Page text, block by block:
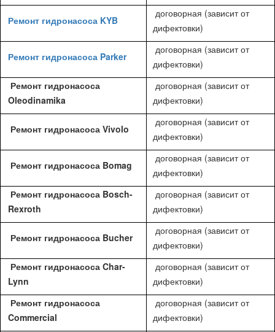
Ремонт гидронасоса KYB
договорная (зависит от
дифектовки)
Ремонт гидронасоса Parker
договорная (зависит от
дифектовки)
Ремонт гидронасоса
Oleodinamika
договорная (зависит от
дифектовки)
Ремонт гидронасоса Vivolo
договорная (зависит от
дифектовки)
Ремонт гидронасоса Bomag
договорная (зависит от
дифектовки)
Ремонт гидронасоса Bosch-
Rexroth
договорная (зависит от
дифектовки)
Ремонт гидронасоса Bucher
договорная (зависит от
дифектовки)
Ремонт гидронасоса Char-
Lynn
договорная (зависит от
дифектовки)
Ремонт гидронасоса
Commercial
договорная (зависит от
дифектовки)